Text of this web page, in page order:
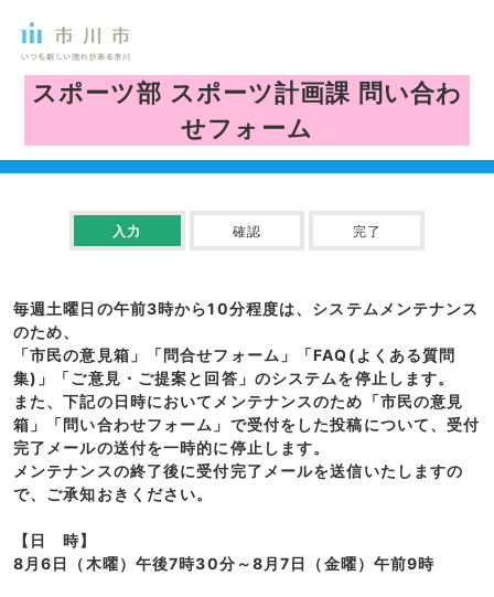
スポーツ部 スポーツ計画課 問い合わ
せフォーム
入力 確認 完了
毎週土曜日の午前3時から10分程度は、システムメンテナンス
のため、
「市民の意見箱」「問合せフォーム」「FAQ(よくある質問
集)」「ご意見・ご提案と回答」のシステムを停止します。
また、下記の日時においてメンテナンスのため「市民の意見
箱」「問い合わせフォーム」で受付をした投稿について、受付
完了メールの送付を一時的に停止します。
メンテナンスの終了後に受付完了メールを送信いたしますの
で、ご承知おきください。
【日 時】
8月6日（木曜）午後7時30分～8月7日（金曜）午前9時